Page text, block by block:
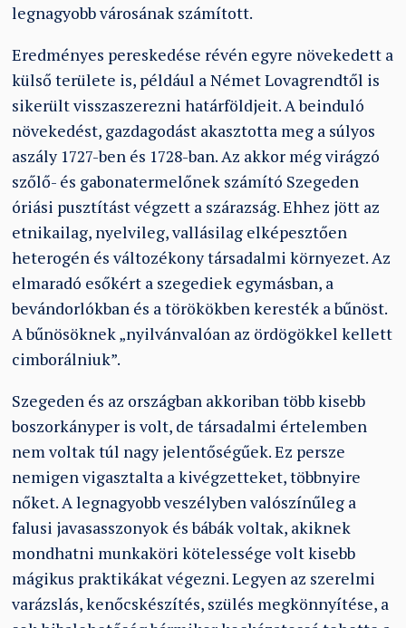
legnagyobb városának számított.
Eredményes pereskedése révén egyre növekedett a
külső területe is, például a Német Lovagrendtől is
sikerült visszaszerezni határföldjeit. A beinduló
növekedést, gazdagodást akasztotta meg a súlyos
aszály 1727-ben és 1728-ban. Az akkor még virágzó
szőlő- és gabonatermelőnek számító Szegeden
óriási pusztítást végzett a szárazság. Ehhez jött az
etnikailag, nyelvileg, vallásilag elképesztően
heterogén és változékony társadalmi környezet. Az
elmaradó esőkért a szegediek egymásban, a
bevándorlókban és a törökökben keresték a bűnöst.
A bűnösöknek „nyilvánvalóan az ördögökkel kellett
cimborálniuk”.
Szegeden és az országban akkoriban több kisebb
boszorkányper is volt, de társadalmi értelemben
nem voltak túl nagy jelentőségűek. Ez persze
nemigen vigasztalta a kivégzetteket, többnyire
nőket. A legnagyobb veszélyben valószínűleg a
falusi javasasszonyok és bábák voltak, akiknek
mondhatni munkaköri kötelessége volt kisebb
mágikus praktikákat végezni. Legyen az szerelmi
varázslás, kenőcskészítés, szülés megkönnyítése, a